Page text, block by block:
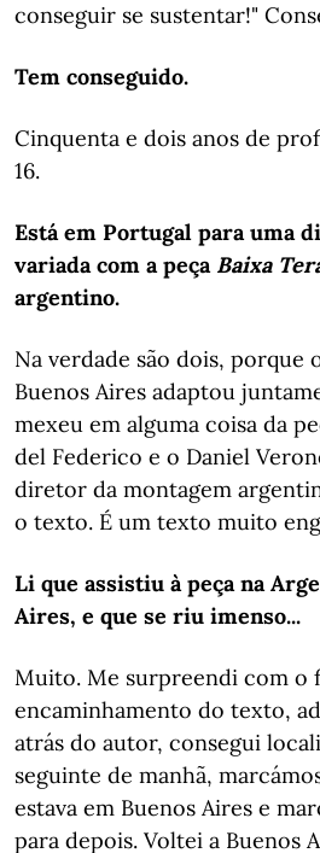
conseguir se sustentar!"
Tem conseguido.
Cinquenta e dois anos de
16.
Está em Portugal para uma
variada com a peça Baixa
argentino.
Na verdade são dois, porque
Buenos Aires adaptou
mexeu em alguma coisa da
del Federico e o Daniel
diretor da montagem
o texto. É um texto muito
Li que assistiu à peça na
Aires, e que se riu imenso...
Muito. Me surpreendi com o
encaminhamento do texto,
atrás do autor, consegui
seguinte de manhã,
estava em Buenos Aires e
para depois. Voltei a Buenos